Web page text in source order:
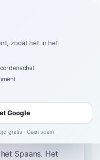
Spaans. Het
zodat het in het
Google
gratis · Geen spam